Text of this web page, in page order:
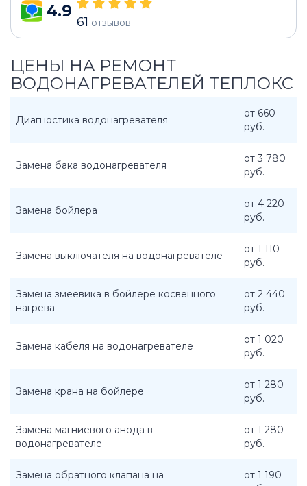
4.9
61 отзывов
ЦЕНЫ НА РЕМОНТ
ВОДОНАГРЕВАТЕЛЕЙ ТЕПЛОКС
Диагностика водонагревателя
от 660
руб.
Замена бака водонагревателя
от 3 780
руб.
Замена бойлера
от 4 220
руб.
Замена выключателя на водонагревателе
от 1 110
руб.
Замена змеевика в бойлере косвенного
нагрева
от 2 440
руб.
Замена кабеля на водонагревателе
от 1 020
руб.
Замена крана на бойлере
от 1 280
руб.
Замена магниевого анода в
водонагревателе
от 1 280
руб.
Замена обратного клапана на
от 1 190